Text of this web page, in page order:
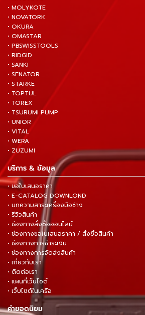
• MOLYKOTE
• NOVATORK
• OKURA
• OMASTAR
• PBSWISSTOOLS
• RIDGID
• SANKI
• SENATOR
• STARKE
• TOPTUL
• TOREX
• TSURUMI PUMP
• UNIOR
• VITAL
• WERA
• ZUZUMI
บริการ & ข้อมูล
• ขอใบเสนอราคา
• E-CATALOG DOWNLOND
• บทความสาระเครื่องมือช่าง
• รีวิวสินค้า
• ช่องทางสั่งซื้อออนไลน์
• ช่องทางขอใบเสนอราคา / สั่งซื้อสินค้า
• ช่องทางการชำระเงิน
• ช่องทางการจัดส่งสินค้า
• เกี่ยวกับเรา
• ติดต่อเรา
• แผนที่เว็บไซต์
• เว็บไซต์ในเครือ
คำยอดนิยม